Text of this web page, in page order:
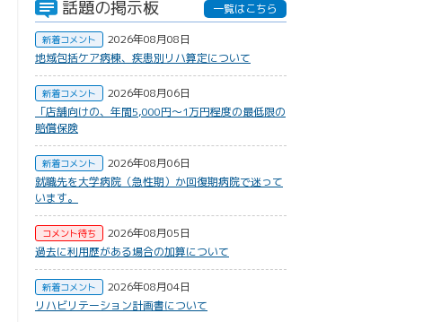
話題の掲示板 一覧はこちら
新着コメント
2026年08月08日
地域包括ケア病棟、疾患別リハ算定について
新着コメント
2026年08月06日
​「店舗向けの、年間5,000円〜1万円程度の最低限の
賠償保険
新着コメント
2026年08月06日
就職先を大学病院（急性期）か回復期病院で迷って
います。
コメント待ち
2026年08月05日
過去に利用歴がある場合の加算について
新着コメント
2026年08月04日
リハビリテーション計画書について